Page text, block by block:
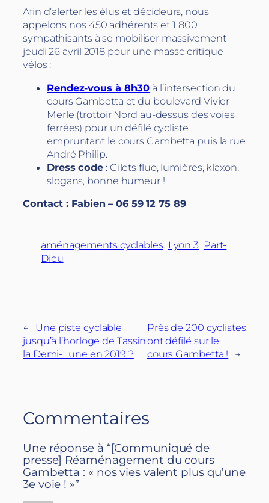
Afin d’alerter les élus et décideurs, nous
appelons nos 450 adhérents et 1 800
sympathisants à se mobiliser massivement
jeudi 26 avril 2018 pour une masse critique
vélos :
Rendez-vous à 8h30 à l’intersection du
cours Gambetta et du boulevard Vivier
Merle (trottoir Nord au-dessus des voies
ferrées) pour un défilé cycliste
empruntant le cours Gambetta puis la rue
André Philip.
Dress code : Gilets fluo, lumières, klaxon,
slogans, bonne humeur !
Contact : Fabien – 06 59 12 75 89
aménagements cyclables Lyon 3 Part-
Dieu
←
Une piste cyclable
jusqu’à l’horloge de Tassin
la Demi-Lune en 2019 ?
Près de 200 cyclistes
ont défilé sur le
cours Gambetta !
→
Commentaires
Une réponse à “[Communiqué de
presse] Réaménagement du cours
Gambetta : « nos vies valent plus qu’une
3e voie ! »”